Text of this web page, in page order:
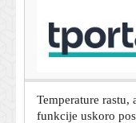
Dok drugi okreću
oduševiti njegove
Temperature
funkcije uskoro